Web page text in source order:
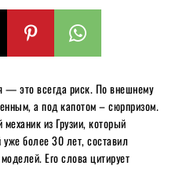
— это всегда риск. По внешнему
а под капотом – сюрпризом.
из Грузии, который
более 30 лет, составил
Его слова цитирует